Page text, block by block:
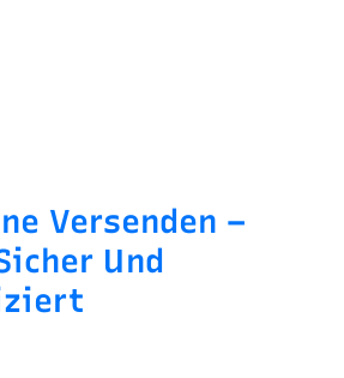
Versenden –
Und